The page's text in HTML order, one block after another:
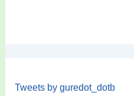
Tweets by guredot_dotb